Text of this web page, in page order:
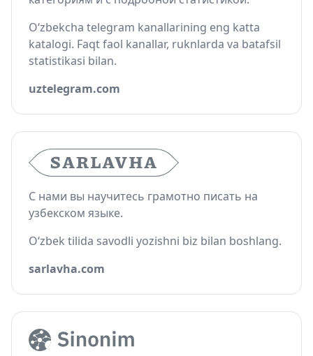
O‘zbekcha telegram kanallarining eng katta
katalogi. Faqt faol kanallar, ruknlarda va batafsil
statistikasi bilan.
uztelegram.com
С нами вы научитесь грамотно писать на
узбекском языке.
O‘zbek tilida savodli yozishni biz bilan boshlang.
sarlavha.com